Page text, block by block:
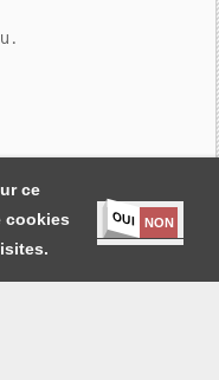
ce
cookies
OUI NON